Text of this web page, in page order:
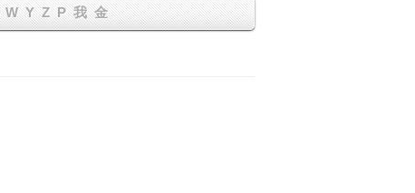
W Y Z Р 我 金